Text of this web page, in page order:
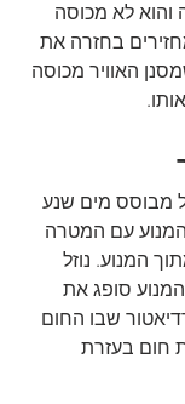
והוא לא מכוסה
בחזרה את
האוויר מכוסה
מבוסס מים שנע
המנוע עם המטרה
המנוע. נוזל
סופג את
שבו החום
חום בעזרת